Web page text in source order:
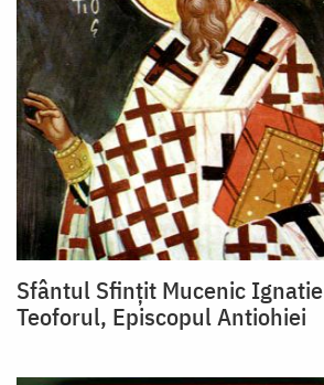
Sfântul Sfințit Mucenic Ignatie
Teoforul, Episcopul Antiohiei